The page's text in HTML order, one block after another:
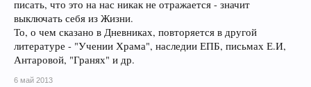
писать, что это на нас никак не отражается - значит
выключать себя из Жизни.
То, о чем сказано в Дневниках, повторяется в другой
литературе - "Учении Храма", наследии ЕПБ, письмах Е.И,
Антаровой, "Гранях" и др.
6 май 2013